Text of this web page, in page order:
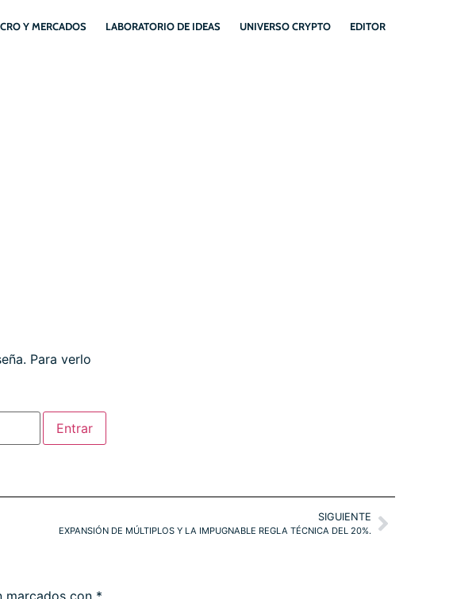
Y MERCADOS LABORATORIO DE IDEAS UNIVERSO CRYPTO EDITOR
Para verlo
SIGUIENTE
EXPANSIÓN DE MÚLTIPLOS Y LA IMPUGNABLE REGLA TÉCNICA DEL 20%.